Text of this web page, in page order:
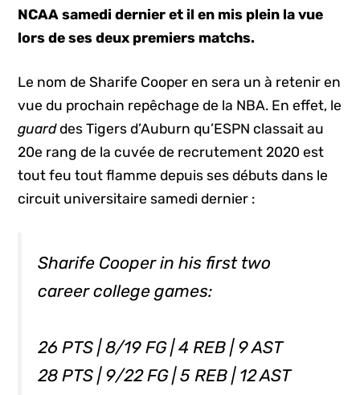
NCAA samedi dernier et il en mis plein la vue
lors de ses deux premiers matchs.
Le nom de Sharife Cooper en sera un à retenir en
vue du prochain repêchage de la NBA. En effet, le
guarddes Tigers d’Auburn qu’ESPN classait au
20e rang de la cuvée de recrutement 2020 est
tout feu tout flamme depuis ses débuts dans le
circuit universitaire samedi dernier :
Sharife Cooper in his first two
career college games:
26 PTS | 8/19 FG | 4 REB | 9 AST
28 PTS | 9/22 FG | 5 REB | 12 AST